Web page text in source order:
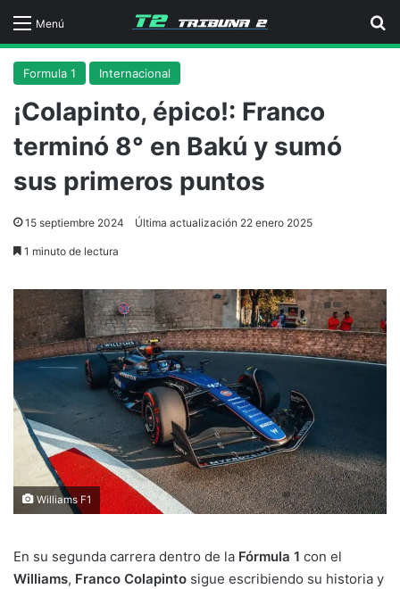
Menú
Formula 1 Internacional
¡Colapinto, épico!: Franco
terminó 8° en Bakú y sumó
sus primeros puntos
15 septiembre 2024 Última actualización 22 enero 2025
1 minuto de lectura
Williams F1
En su segunda carrera dentro de la Fórmula 1 con el
Williams, Franco Colapinto sigue escribiendo su historia y